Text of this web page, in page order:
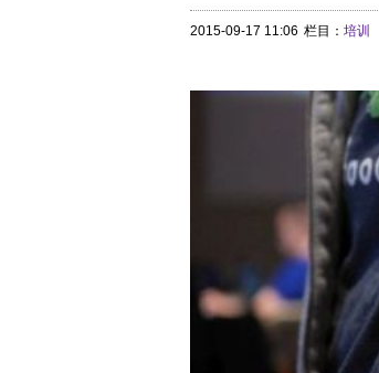
2015-09-17 11:06 栏目： 培训